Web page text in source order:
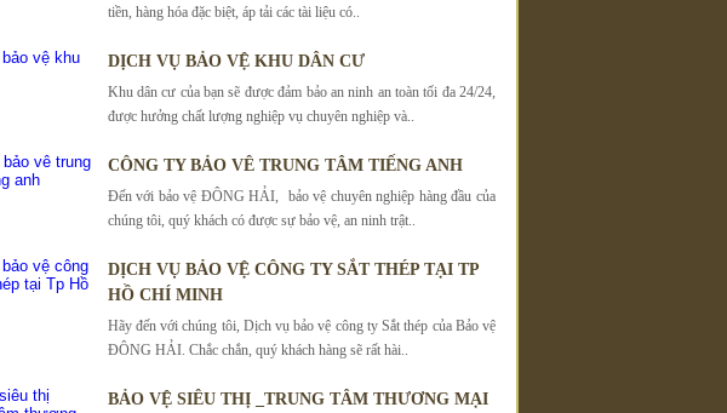
tiền, hàng hóa đặc biệt, áp tải các tài liệu có..
DỊCH VỤ BẢO VỆ KHU DÂN CƯ
Khu dân cư của bạn sẽ được đảm bảo an ninh an toàn tối đa 24/24,
được hưởng chất lượng nghiệp vụ chuyên nghiệp và..
CÔNG TY BẢO VÊ TRUNG TÂM TIẾNG ANH
Đến với bảo vệ ĐÔNG HẢI, bảo vệ chuyên nghiệp hàng đầu của
chúng tôi, quý khách có được sự bảo vệ, an ninh trật..
DỊCH VỤ BẢO VỆ CÔNG TY SẮT THÉP TẠI TP
HỒ CHÍ MINH
Hãy đến với chúng tôi, Dịch vụ bảo vệ công ty Sắt thép của Bảo vệ
ĐÔNG HẢI. Chắc chắn, quý khách hàng sẽ rất hài..
BẢO VỆ SIÊU THỊ _TRUNG TÂM THƯƠNG MẠI